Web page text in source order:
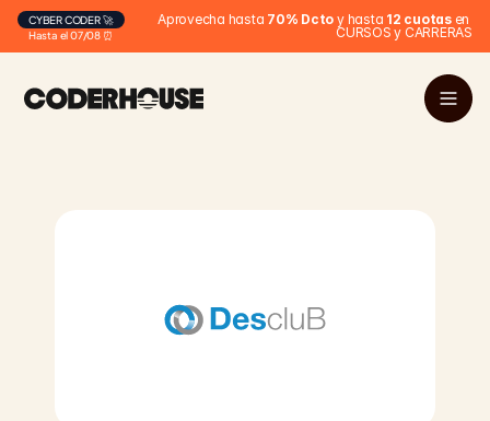
Hasta el 07/08 ⏰
CYBER CODER 🚀 Aprovecha hasta 70% Dcto y hasta 12 cuotas en
CURSOS y CARRERAS